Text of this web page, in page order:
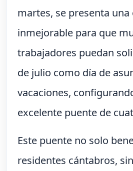
martes, se presenta
inmejorable para que
trabajadores puedan
de julio como día de
vacaciones,
excelente puente de
Este puente no solo
residentes cántabros,